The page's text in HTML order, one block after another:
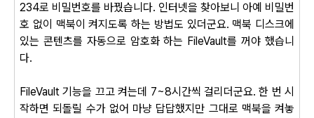
234로 비밀번호를 바꿨습니다. 인터넷을 찾아보니 아예 비밀번
호 없이 맥북이 켜지도록 하는 방법도 있더군요. 맥북 디스크에
있는 콘텐츠를 자동으로 암호화 하는 FileVault를 꺼야 했습니
다.
FileVault 기능을 끄고 켜는데 7~8시간씩 걸리더군요. 한 번 시
작하면 되돌릴 수가 없어 마냥 답답했지만 그대로 맥북을 켜놓